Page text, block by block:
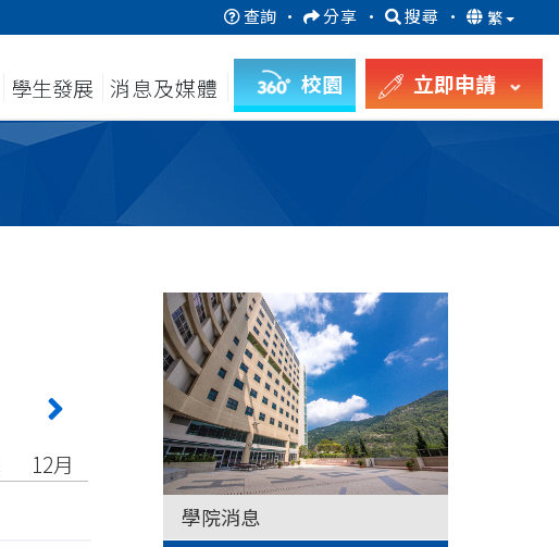
查詢 · 分享 · 搜尋 · 繁
學生發展 消息及媒體 校園 立即申請
12月
學院消息